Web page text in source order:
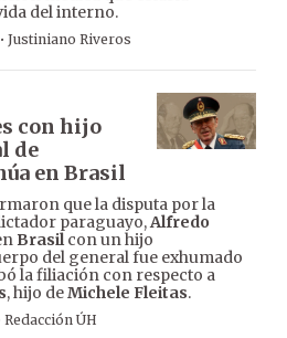
del interno.
· Justiniano Riveros
con hijo
de
en Brasil
que la disputa por la
paraguayo,Alfredo
Brasilcon un hijo
del general fue exhumado
la filiación con respecto a
, hijo deMichele Fleitas.
Redacción ÚH